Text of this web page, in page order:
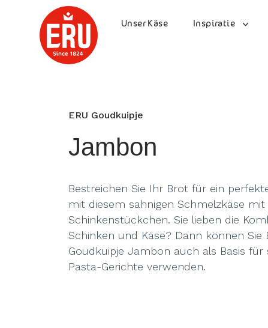
Unser Käse Inspiratie
ERU Goudkuipje
Jambon
Bestreichen Sie Ihr Brot für ein
mit diesem sahnigen Schmelzkäse mit
Schinkenstückchen. Sie lieben die
Schinken und Käse? Dann können Sie
Goudkuipje Jambon auch als Basis für
Pasta-Gerichte verwenden.